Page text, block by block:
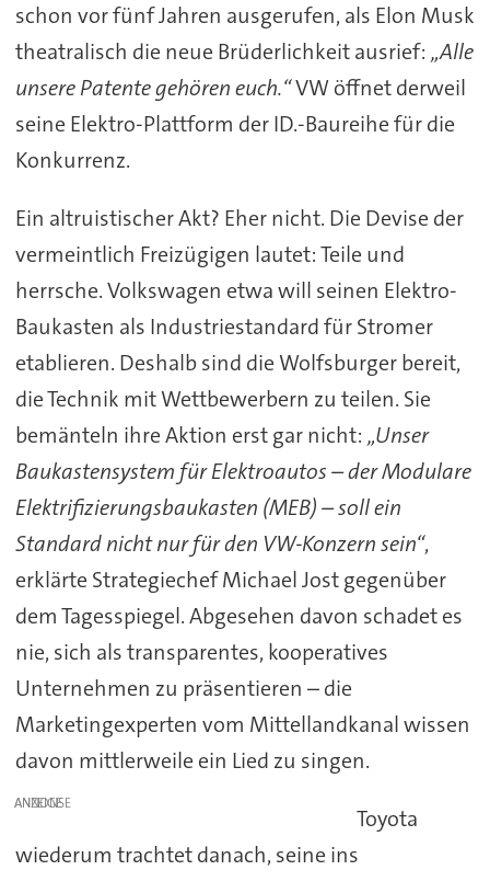
schon vor fünf Jahren ausgerufen, als Elon Musk
theatralisch die neue Brüderlichkeit ausrief: „Alle
unsere Patente gehören euch.“VW öffnet derweil
seine Elektro-Plattform der ID.-Baureihe für die
Konkurrenz.
Ein altruistischer Akt? Eher nicht. Die Devise der
vermeintlich Freizügigen lautet: Teile und
herrsche. Volkswagen etwa will seinen Elektro-
Baukasten als Industriestandard für Stromer
etablieren. Deshalb sind die Wolfsburger bereit,
die Technik mit Wettbewerbern zu teilen. Sie
bemänteln ihre Aktion erst gar nicht: „Unser
Baukastensystem für Elektroautos – der Modulare
Elektrifizierungsbaukasten (MEB) – soll ein
Standard nicht nur für den VW-Konzern sein“,
erklärte Strategiechef Michael Jost gegenüber
dem Tagesspiegel. Abgesehen davon schadet es
nie, sich als transparentes, kooperatives
Unternehmen zu präsentieren – die
Marketingexperten vom Mittellandkanal wissen
davon mittlerweile ein Lied zu singen.
ANZEIGE
Toyota
wiederum trachtet danach, seine ins